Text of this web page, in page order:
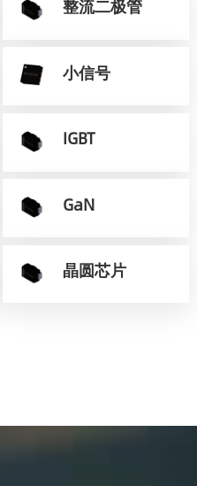
整流二极管
小信号
IGBT
GaN
晶圆芯片